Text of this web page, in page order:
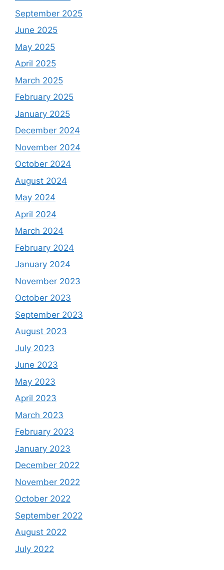
September 2025
June 2025
May 2025
April 2025
March 2025
February 2025
January 2025
December 2024
November 2024
October 2024
August 2024
May 2024
April 2024
March 2024
February 2024
January 2024
November 2023
October 2023
September 2023
August 2023
July 2023
June 2023
May 2023
April 2023
March 2023
February 2023
January 2023
December 2022
November 2022
October 2022
September 2022
August 2022
July 2022